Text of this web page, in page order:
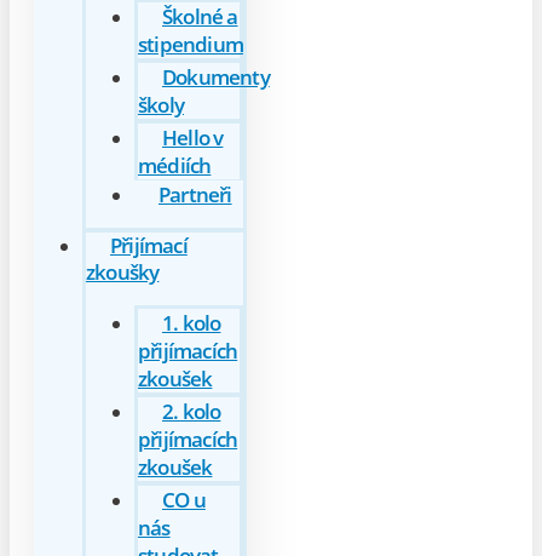
Školné a
stipendium
Dokumenty
školy
Hello v
médiích
Partneři
Přijímací
zkoušky
1. kolo
přijímacích
zkoušek
2. kolo
přijímacích
zkoušek
CO u
nás